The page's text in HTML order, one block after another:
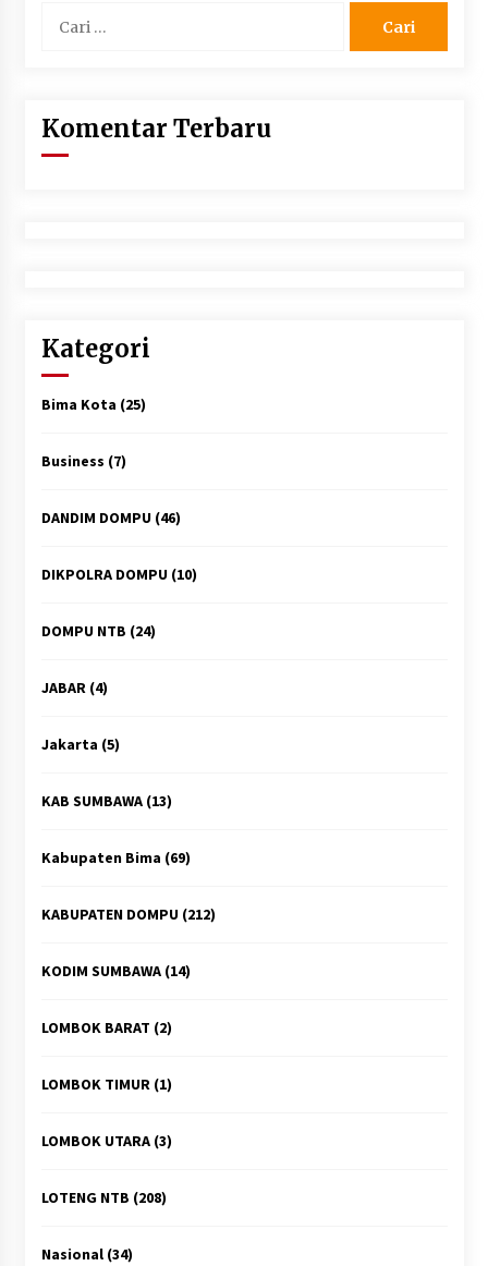
untuk:
Komentar Terbaru
Kategori
Bima Kota (25)
Business (7)
DANDIM DOMPU(46)
DIKPOLRA DOMPU(10)
DOMPU NTB (24)
JABAR(4)
Jakarta (5)
KAB SUMBAWA(13)
Kabupaten Bima (69)
KABUPATEN DOMPU(212)
KODIM SUMBAWA(14)
LOMBOK BARAT (2)
LOMBOK TIMUR(1)
LOMBOK UTARA(3)
LOTENG NTB (208)
Nasional(34)